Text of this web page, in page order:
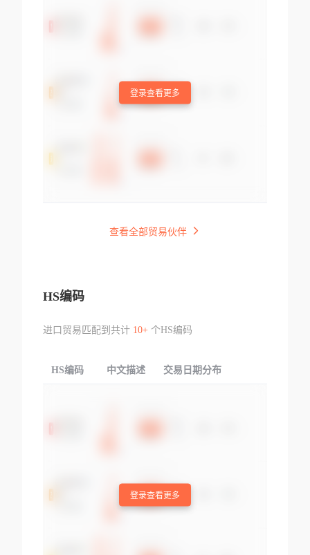
登录查看更多
查看全部贸易伙伴
HS编码
进口贸易匹配到共计 10+个HS编码
HS编码 中文描述 交易日期分布
登录查看更多